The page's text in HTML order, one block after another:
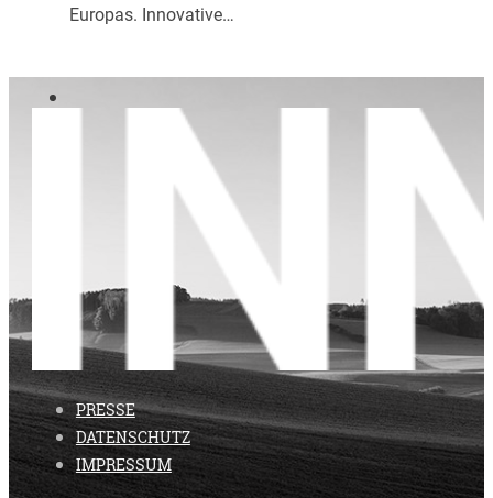
Europas. Innovative…
PRESSE
DATENSCHUTZ
IMPRESSUM